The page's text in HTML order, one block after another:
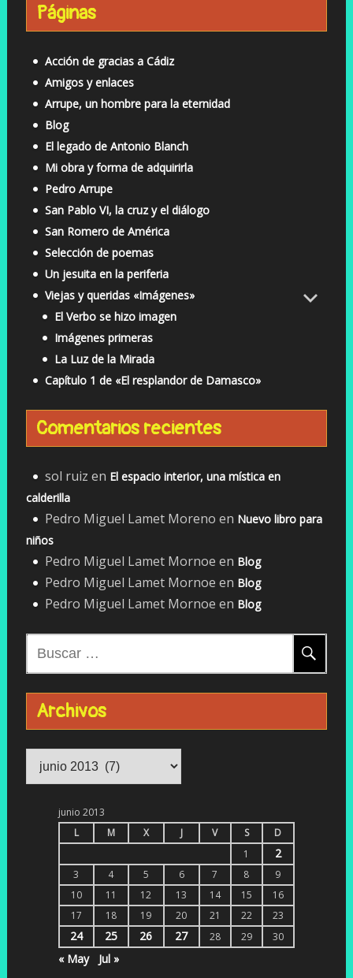
Páginas
Acción de gracias a Cádiz
Amigos y enlaces
Arrupe, un hombre para la eternidad
Blog
El legado de Antonio Blanch
Mi obra y forma de adquirirla
Pedro Arrupe
San Pablo VI, la cruz y el diálogo
San Romero de América
Selección de poemas
Un jesuita en la periferia
Viejas y queridas «Imágenes»
El Verbo se hizo imagen
Imágenes primeras
La Luz de la Mirada
Capítulo 1 de «El resplandor de Damasco»
Comentarios recientes
sol ruiz en El espacio interior, una mística en
calderilla
Pedro Miguel Lamet Moreno en Nuevo libro para
niños
Pedro Miguel Lamet Mornoe en Blog
Pedro Miguel Lamet Mornoe en Blog
Pedro Miguel Lamet Mornoe en Blog
Archivos
Archivos
junio 2013
L
M X J V S
D
1
2
3 4 5 6 7 8
9
10
11 12 13 14 15
16
17
18 19 20 21 22 23
24 25 26 27 28 29 30
« May Jul »